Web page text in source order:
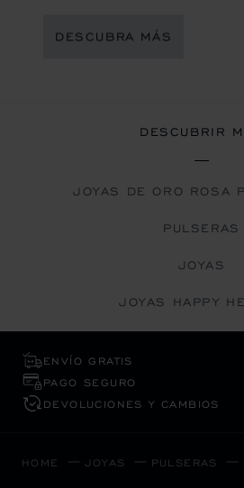
DESCUBRA MÁS
DESCUBRIR
JOYAS DE ORO ROSA
PULSERAS
JOYAS
JOYAS HAPPY
ENVÍO GRATIS
PAGO SEGURO
DEVOLUCIONES Y CAMBIOS
HOME JOYAS PULSERAS